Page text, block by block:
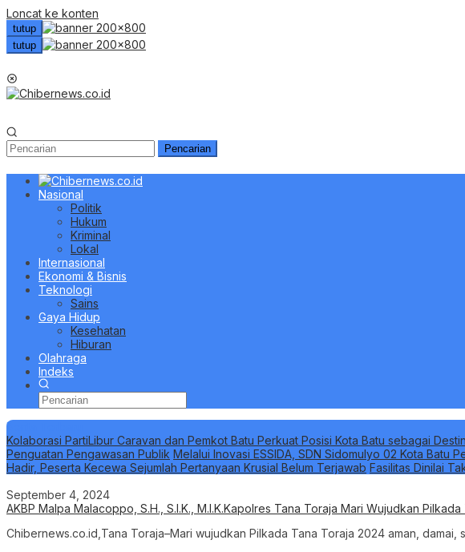
Loncat ke konten
tutup
tutup
Pencarian
Nasional
Politik
Hukum
Kriminal
Lokal
Internasional
Ekonomi & Bisnis
Teknologi
Sains
Gaya Hidup
Kesehatan
Hiburan
Olahraga
Indeks
Berita Terbaru
Kolaborasi PartiLibur Caravan dan Pemkot Batu Perkuat Posisi Kota Batu sebagai
Penguatan Pengawasan Publik Melalui Inovasi ESSIDA, SDN Sidomulyo 02 Kota Batu
Hadir, Peserta Kecewa Sejumlah Pertanyaan Krusial Belum Terjawab Fasilitas Dinilai
September 4, 2024
AKBP Malpa Malacoppo, S.H., S.I.K., M.I.K.Kapolres Tana Toraja Mari Wujudkan
Chibernews.co.id,Tana Toraja–Mari wujudkan Pilkada Tana Toraja 2024 aman,